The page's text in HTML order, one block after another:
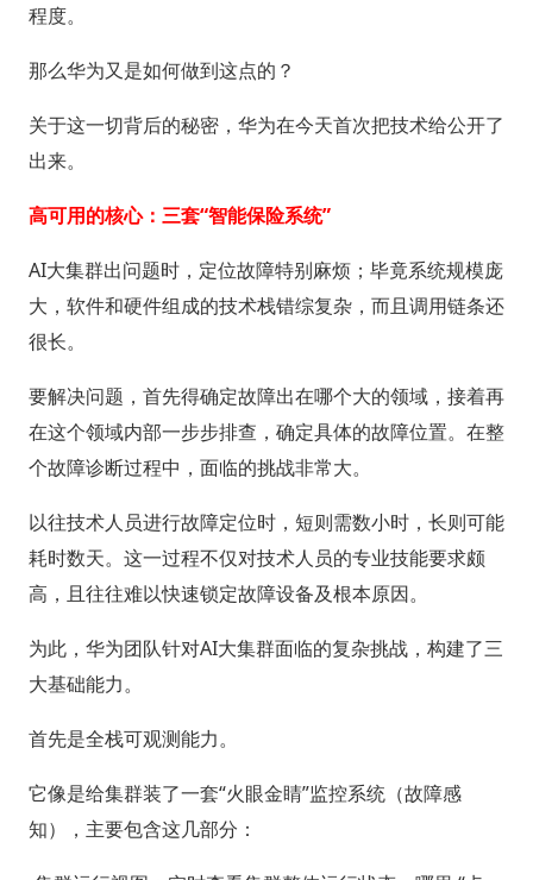
程度。
那么华为又是如何做到这点的？
关于这一切背后的秘密，华为在今天首次把技术给公开了
出来。
高可用的核心：三套“智能保险系统”
AI大集群出问题时，定位故障特别麻烦；毕竟系统规模庞
大，软件和硬件组成的技术栈错综复杂，而且调用链条还
很长。
要解决问题，首先得确定故障出在哪个大的领域，接着再
在这个领域内部一步步排查，确定具体的故障位置。在整
个故障诊断过程中，面临的挑战非常大。
以往技术人员进行故障定位时，短则需数小时，长则可能
耗时数天。这一过程不仅对技术人员的专业技能要求颇
高，且往往难以快速锁定故障设备及根本原因。
为此，华为团队针对AI大集群面临的复杂挑战，构建了三
大基础能力。
首先是全栈可观测能力。
它像是给集群装了一套“火眼金睛”监控系统（故障感
知），主要包含这几部分：